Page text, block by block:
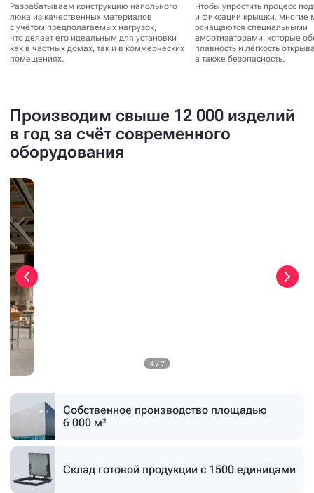
Разрабатываем конструкцию напольного
люка из качественных материалов
с учётом предполагаемых нагрузок,
что делает его идеальным для установки
как в частных домах, так и в коммерческих
помещениях.
Чтобы упростить процесс
и фиксации крышки, многие
оснащаются специальными
амортизаторами, которые
плавность и лёгкость
а также безопасность.
Производим свыше 12 000 изделий
в год за счёт современного
оборудования